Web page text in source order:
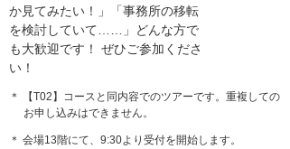
か見てみたい！」「事務所の移転
を検討していて……」どんな方で
も大歓迎です！ ぜひご参加くださ
い！
＊ 【T02】コースと同内容でのツアーです。重複しての
お申し込みはできません。
＊ 会場13階にて、9:30より受付を開始します。